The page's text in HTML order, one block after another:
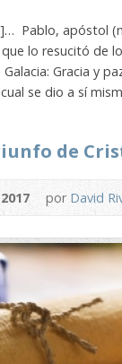
Pablo, apóstol
lo resucitó de
Galacia: Gracia y
se dio a sí
de
porDavid